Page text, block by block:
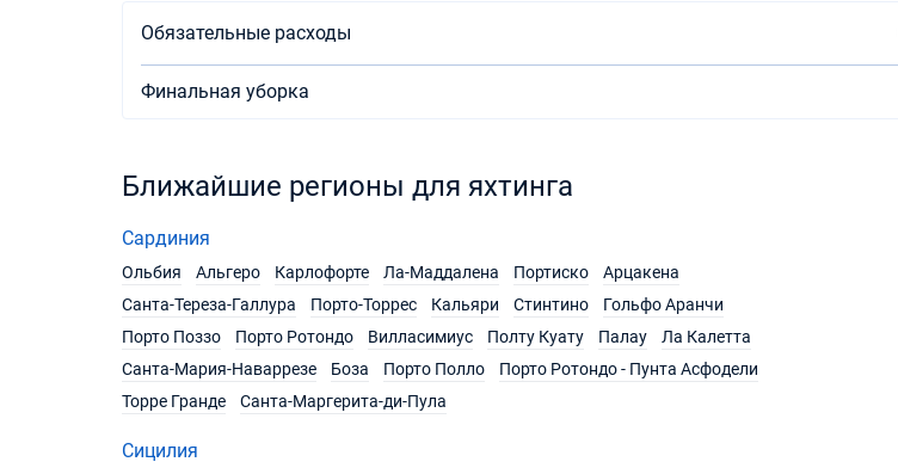
Обязательные расходы
Финальная уборка
Ближайшие регионы для яхтинга
Сардиния
Ольбия
Альгеро Карлофорте Ла-Маддалена Портиско
Арцакена
Санта-Тереза-Галлура
Порто-Торрес Кальяри Стинтино
Гольфо Аранчи
Порто Поззо
Порто Ротондо Вилласимиус Полту Куату Палау
Ла Калетта
Санта-Мария-Наваррезе
Боза Порто Полло
Порто Ротондо - Пунта Асфодели
Торре Гранде
Санта-Маргерита-ди-Пула
Сицилия